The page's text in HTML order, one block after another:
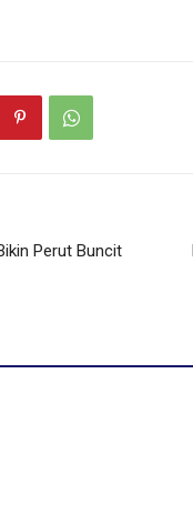
Perut Buncit